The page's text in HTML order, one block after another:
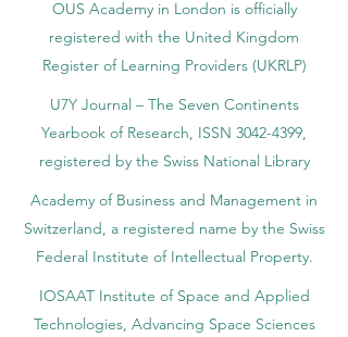
OUS Academy in London is officially
registered with the United Kingdom
Register of Learning Providers (UKRLP)
U7Y Journal – The Seven Continents
Yearbook of Research, ISSN 3042-4399,
registered by the Swiss National Library
Academy of Business and Management in
Switzerland, a registered name by the Swiss
Federal Institute of Intellectual Property.
IOSAAT Institute of Space and Applied
Technologies, Advancing Space Sciences